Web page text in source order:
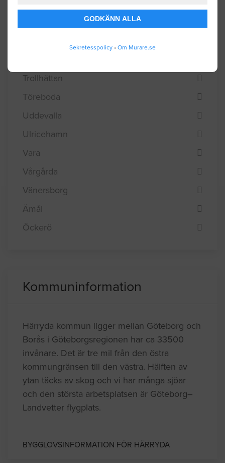
GODKÄNN ALLA
Sekretesspolicy • Om Murare.se
Trollhättan
Töreboda
Uddevalla
Ulricehamn
Vara
Vårgårda
Vänersborg
Åmål
Öckerö
Kommuninformation
Härryda kommun ligger mellan Göteborg och
Borås i Göteborgsregionen har ca 33500
invånare. Det är tre mil från den östra
kommungränsen till den västra. Hälften av
ytan täcks av skog och vi har många sjöar
och den största arbetsplatsen är Göteborg–
Landvetter flygplats.
BYGGLOVSINFORMATION FÖR HÄRRYDA